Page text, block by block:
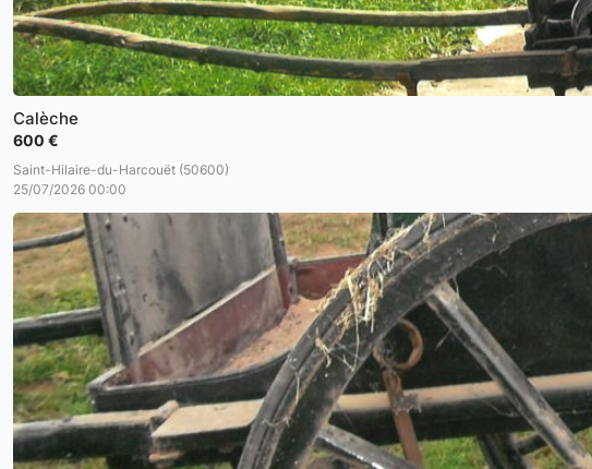
Calèche
600 €
Saint-Hilaire-du-Harcouët (50600)
25/07/2026 00:00